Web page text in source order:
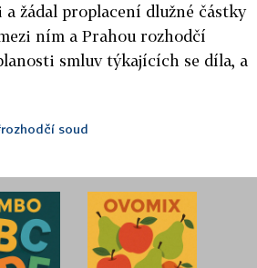
žádal proplacení dlužné částky
ním a Prahou rozhodčí
smluv týkajících se díla, a
soud